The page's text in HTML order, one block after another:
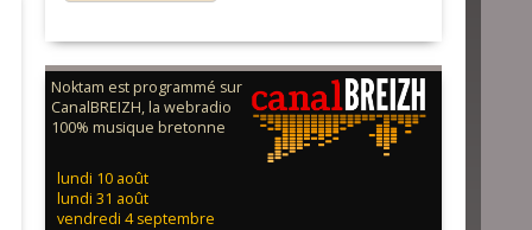
Noktam est programmé sur
CanalBREIZH, la webradio
100% musique bretonne
lundi 10 août
lundi 31 août
vendredi 4 septembre